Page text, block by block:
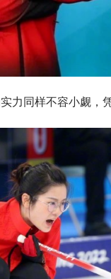
力同样不容小觑